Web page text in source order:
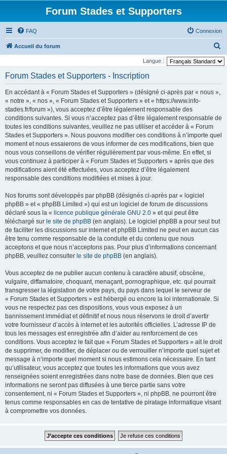
Forum Stades et Supporters
FAQ Connexion
Accueil du forum
e
Langue :
Forum Stades et Supporters - Inscription
En accédant à « Forum Stades et Supporters » (désigné ci-après par « nous »,
« notre », « nos », « Forum Stades et Supporters » et « https://www.info-
stades.fr/forum »), vous acceptez d’être légalement responsable des
conditions suivantes. Si vous n’acceptez pas d’être légalement responsable de
toutes les conditions suivantes, veuillez ne pas utiliser et accéder à « Forum
Stades et Supporters ». Nous pouvons modifier ces conditions à n’importe quel
moment et nous essaierons de vous informer de ces modifications, bien que
nous vous conseillons de vérifier régulièrement par vous-même. En effet, si
vous continuez à participer à « Forum Stades et Supporters » après que des
modifications aient été effectuées, vous acceptez d’être légalement
responsable des conditions modifiées et mises à jour.
Nos forums sont développés par phpBB (désignés ci-après par « logiciel
phpBB » et « phpBB Limited ») qui est un logiciel de forum de discussions
déclaré sous la « licence publique générale GNU 2.0 » et qui peut être
téléchargé sur le site de phpBB (en anglais). Le logiciel phpBB a pour seul but
de faciliter les discussions sur internet et phpBB Limited ne peut en aucun cas
être tenu comme responsable de la conduite et du contenu que nous
acceptons et que nous n’acceptons pas. Pour plus d’informations concernant
phpBB, veuillez consulter le site de phpBB (en anglais).
Vous acceptez de ne publier aucun contenu à caractère abusif, obscène,
vulgaire, diffamatoire, choquant, menaçant, pornographique, etc. qui pourrait
transgresser la législation de votre pays, du pays dans lequel le serveur de
« Forum Stades et Supporters » est hébergé ou encore la loi internationale. Si
vous ne respectez pas ces dispositions, vous vous exposez à un
bannissement immédiat et définitif et nous nous réservons le droit d’avertir
votre fournisseur d’accès à internet et les autorités officielles. L’adresse IP de
tous les messages est enregistrée afin d’aider au renforcement de ces
conditions. Vous acceptez le fait que « Forum Stades et Supporters » ait le droit
de supprimer, de modifier, de déplacer ou de verrouiller n’importe quel sujet et
message à n’importe quel moment si nous estimons cela nécessaire. En tant
qu’utilisateur, vous acceptez que toutes les informations que vous avez
renseignées soient enregistrées dans notre base de données. Bien que ces
informations ne seront pas diffusées à une tierce partie sans votre
consentement, ni « Forum Stades et Supporters », ni phpBB, ne pourront être
tenus comme responsables en cas de tentative de piratage informatique visant
à compromettre vos données.